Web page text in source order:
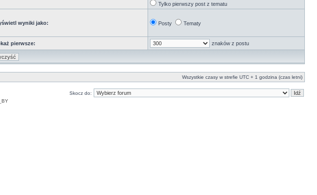
Tylko pierwszy post z tematu
wyniki jako: Posty Tematy
pierwsze: znaków z postu
Wszystkie czasy w strefie UTC + 1 godzina (czas letni)
Skocz do: